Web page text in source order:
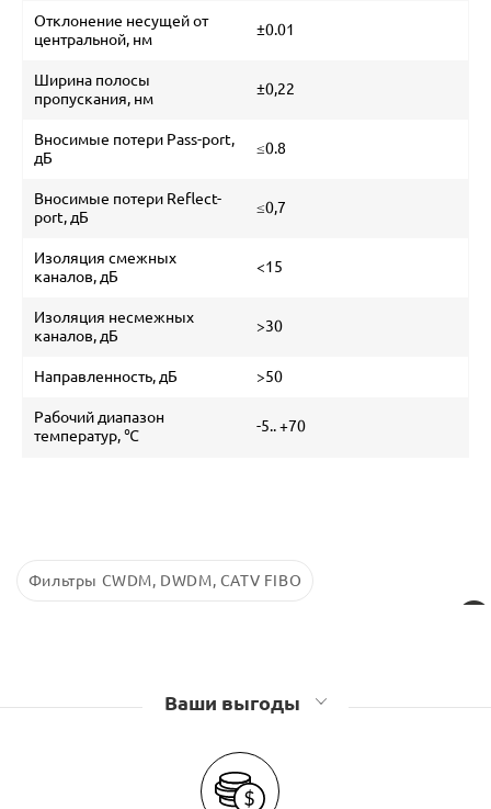
Отклонение несущей от
центральной, нм
±0.01
Ширина полосы
пропускания, нм
±0,22
Вносимые потери Pass-port,
дБ
≤0.8
Вносимые потери Reflect-
port, дБ
≤0,7
Изоляция смежных
каналов, дБ
<15
Изоляция несмежных
каналов, дБ
>30
Направленность, дБ >50
Рабочий диапазон
температур, ℃
-5.. +70
Фильтры CWDM, DWDM, CATV FIBO
Ваши выгоды